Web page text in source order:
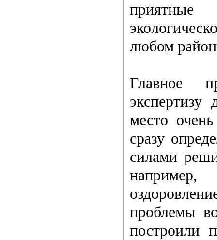
любом
Главное
место
сразу
силами
проблемы
построили